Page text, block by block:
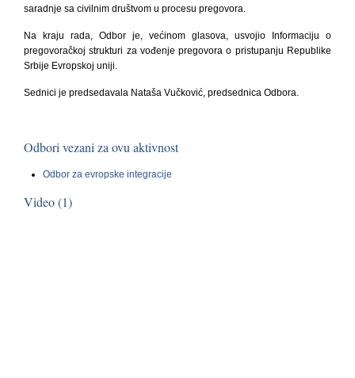
saradnje sa civilnim društvom u procesu pregovora.
Na kraju rada, Odbor je, većinom glasova, usvojio Informaciju o
pregovoračkoj strukturi za vođenje pregovora o pristupanju Republike
Srbije Evropskoj uniji.
Sednici je predsedava la Nataša Vučković, predsednica Odbora.
Odbori vezani za ovu aktivnost
Odbor za evropske integracije
Video (1)